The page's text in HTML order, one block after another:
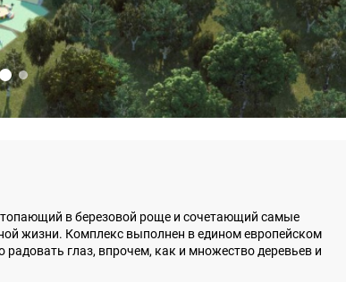
в березовой роще и сочетающий самые
жизни. Комплекс выполнен в едином европейском
глаз, впрочем, как и множество деревьев и